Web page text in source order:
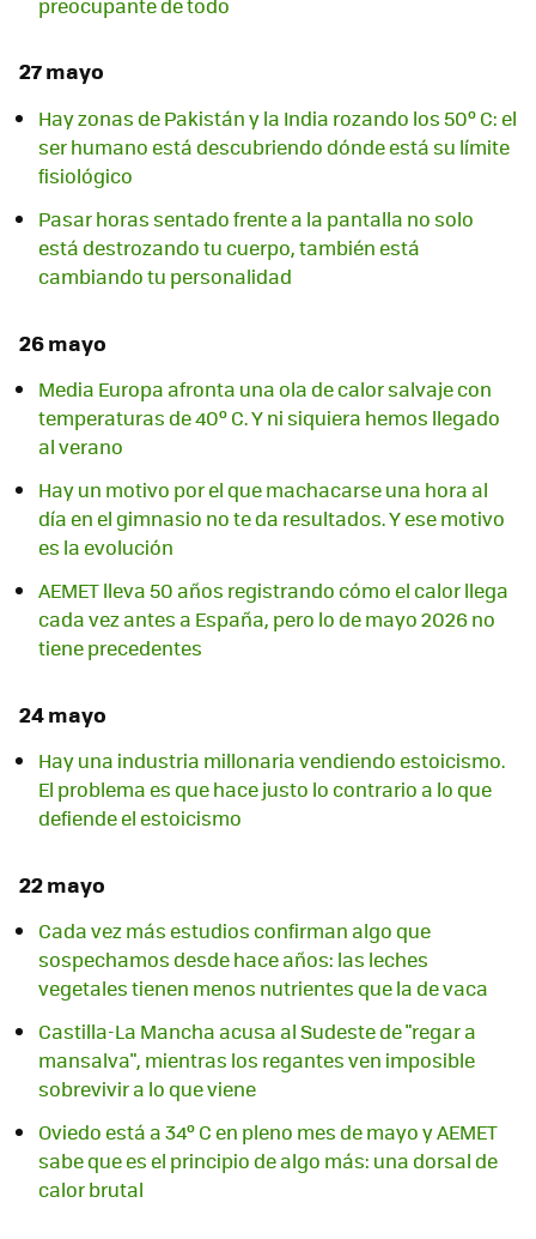
27 mayo
Hay zonas de Pakistán y la India rozando los 50º C: el
ser humano está descubriendo dónde está su límite
fisiológico
Pasar horas sentado frente a la pantalla no solo
está destrozando tu cuerpo, también está
cambiando tu personalidad
26 mayo
Media Europa afronta una ola de calor salvaje con
temperaturas de 40º C. Y ni siquiera hemos llegado
al verano
Hay un motivo por el que machacarse una hora al
día en el gimnasio no te da resultados. Y ese motivo
es la evolución
AEMET lleva 50 años registrando cómo el calor llega
cada vez antes a España, pero lo de mayo 2026 no
tiene precedentes
24 mayo
Hay una industria millonaria vendiendo estoicismo.
El problema es que hace justo lo contrario a lo que
defiende el estoicismo
22 mayo
Cada vez más estudios confirman algo que
sospechamos desde hace años: las leches
vegetales tienen menos nutrientes que la de vaca
Castilla-La Mancha acusa al Sudeste de "regar a
mansalva", mientras los regantes ven imposible
sobrevivir a lo que viene
Oviedo está a 34º C en pleno mes de mayo y AEMET
sabe que es el principio de algo más: una dorsal de
calor brutal